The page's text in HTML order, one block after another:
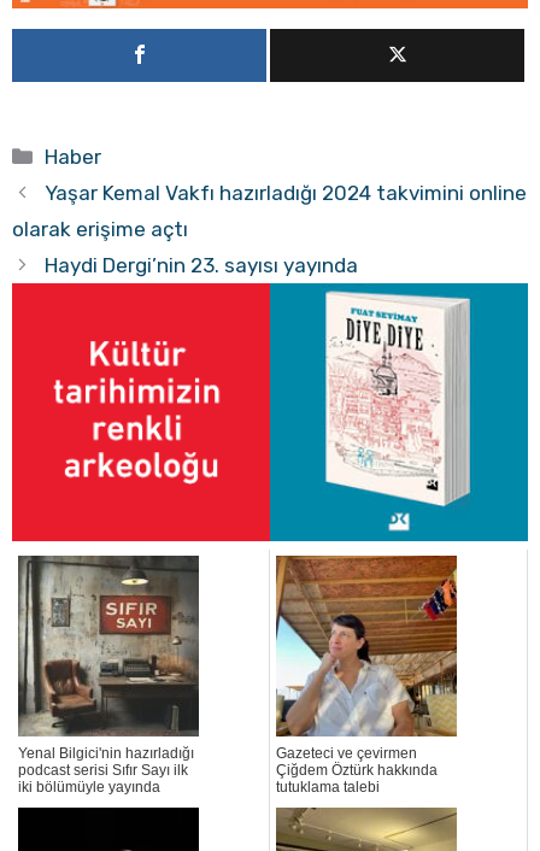
Kategoriler
Haber
Yaşar Kemal Vakfı hazırladığı 2024 takvimini online
olarak erişime açtı
Haydi Dergi’nin 23. sayısı yayında
Yenal Bilgici'nin hazırladığı
podcast serisi Sıfır Sayı ilk
iki bölümüyle yayında
Gazeteci ve çevirmen
Çiğdem Öztürk hakkında
tutuklama talebi